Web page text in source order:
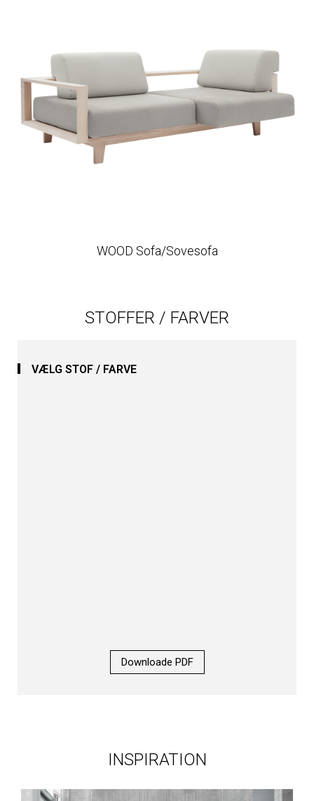
WOOD Sofa/Sovesofa
STOFFER / FARVER
VÆLG STOF / FARVE
Downloade PDF
INSPIRATION